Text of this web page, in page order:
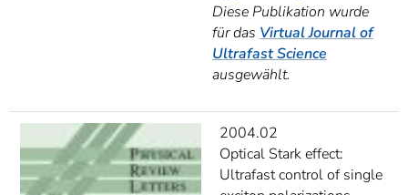
Diese Publikation wurde
für das Virtual Journal of
Ultrafast Science
ausgewählt.
2004.02
Optical Stark effect:
Ultrafast control of single